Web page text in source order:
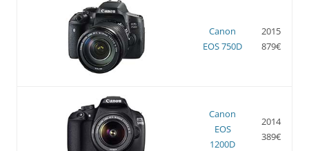
Canon
EOS 750D
2015
879€
Canon
EOS
1200D
2014
389€